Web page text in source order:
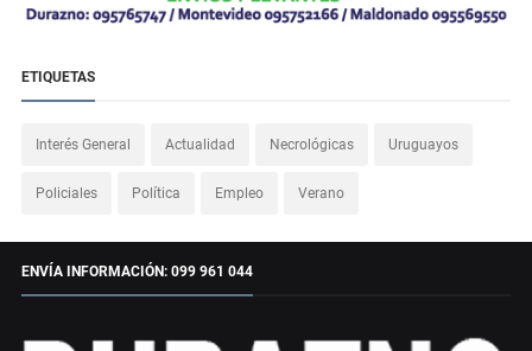
ETIQUETAS
Interés General Actualidad Necrológicas Uruguayos
Policiales Política Empleo Verano
ENVÍA INFORMACIÓN: 099 961 044